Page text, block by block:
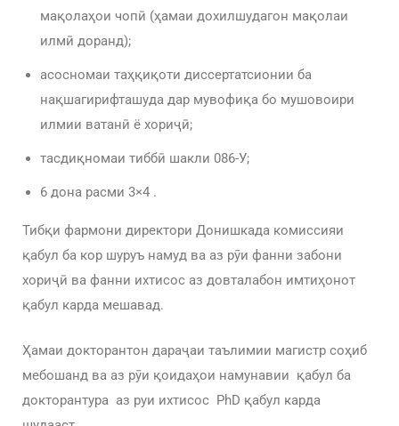
мақолаҳои чопӣ (ҳамаи дохилшудагон мақолаи
илмӣ доранд);
асосномаи таҳқиқоти диссертатсионии ба
нақшагирифташуда дар мувофиқа бо мушовоири
илмии ватанӣ ё хориҷӣ;
тасдиқномаи тиббӣ шакли 086-У;
6 дона расми 3×4 .
Тибқи фармони директори Донишкада комиссияи
қабул ба кор шуруъ намуд ва аз рӯи фанни забони
хориҷӣ ва фанни ихтисос аз довталабон имтиҳонот
қабул карда мешавад.
Ҳамаи докторантон дараҷаи таълимии магистр соҳиб
мебошанд ва аз рӯи қоидаҳои намунавии қабул ба
докторантура аз руи ихтисос PhD қабул карда